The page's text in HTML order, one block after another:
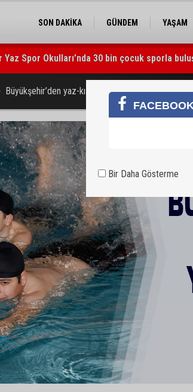
SON DAKİKA GÜNDEM YAŞAM
Yaz Spor Okulları’nda 30 bin çocuk sporla
iki tahliye: Özcan Zenger ve Utku Caner
Büyükşehir’den yaz-kış yüzme kursu
Bir Daha Gösterme